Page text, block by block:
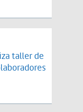
taller de